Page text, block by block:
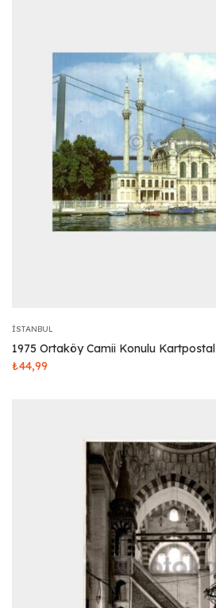
İSTANBUL
1975 Ortaköy Camii Konulu Kartpostal
₺44,99